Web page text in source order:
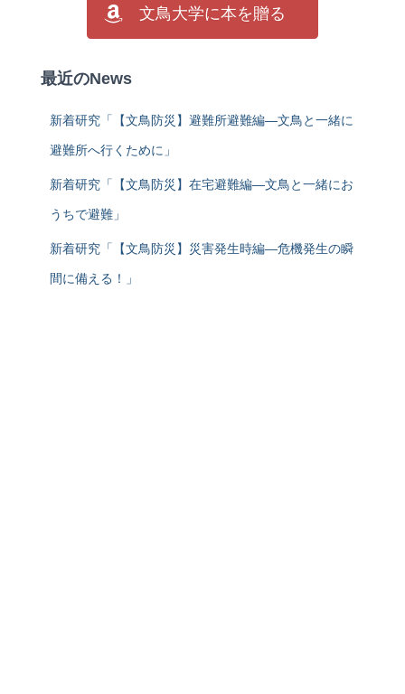
文鳥大学に本を贈る
最近のNews
新着研究「【文鳥防災】避難所避難編―文鳥と一緒に
避難所へ行くために」
新着研究「【文鳥防災】在宅避難編―文鳥と一緒にお
うちで避難」
新着研究「【文鳥防災】災害発生時編―危機発生の瞬
間に備える！」